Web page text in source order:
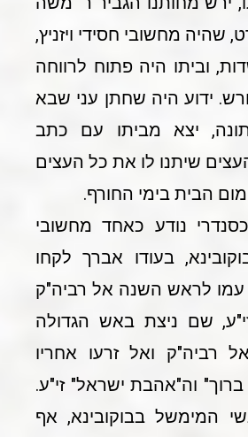
שהיה מחשובי חסידי ויזניץ,
וביתו היה פתוח לרווחה
ידוע היה שחתן עני שבא
יצא מביתו עם כתב
שיתנו לו את כל העצים
הבית בימי החורף.
נודע כאחד מחשובי
בעודו אברך לקחו
עמו לראש השנה אל רביה"ק
שם ניצת באש הגדולה
רביה"ק ואל זרעו אחריו
וה"אהבת ישראל" זי"ע.
המימשל בבוקובינא, אף